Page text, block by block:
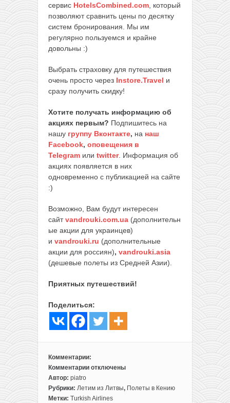
сервис HotelsCombined.com , который
позволяют сравнить цены по десятку
систем бронирования. Мы им
регулярно пользуемся и крайне
довольны :)
Выбрать страховку для путешествия
очень просто через Instore.Travel и
сразу получить скидку!
Хотите получать информацию об
акциях первым? Подпишитесь на
нашу группу Вконтакте, на наш
Facebook, оповещения в
Telegram или twitter. Информация об
акциях появляется в них
одновременно с публикацией на сайте
:)
Возможно, Вам будут интересен
сайтvandrouki.com.ua (дополнительн
ые акции для украинцев)
и vandrouki.ru (дополнительные
акции для россиян), vandrouki.asia
(дешевые полеты из Средней Азии).
Приятных путешествий!
Поделиться:
Комментарии:
Комментарии
к
записи
Билеты
отключены
Автор: piatro
Рубрики: Летим из Литвы, Полеты в Кению
Метки: Turkish Airlines